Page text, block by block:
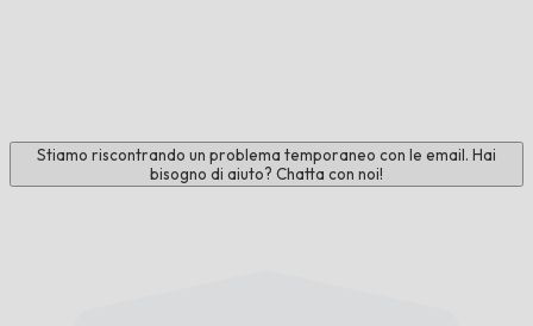
Stiamo riscontrando un problema temporaneo con le email. Hai
bisogno di aiuto? Chatta con noi!